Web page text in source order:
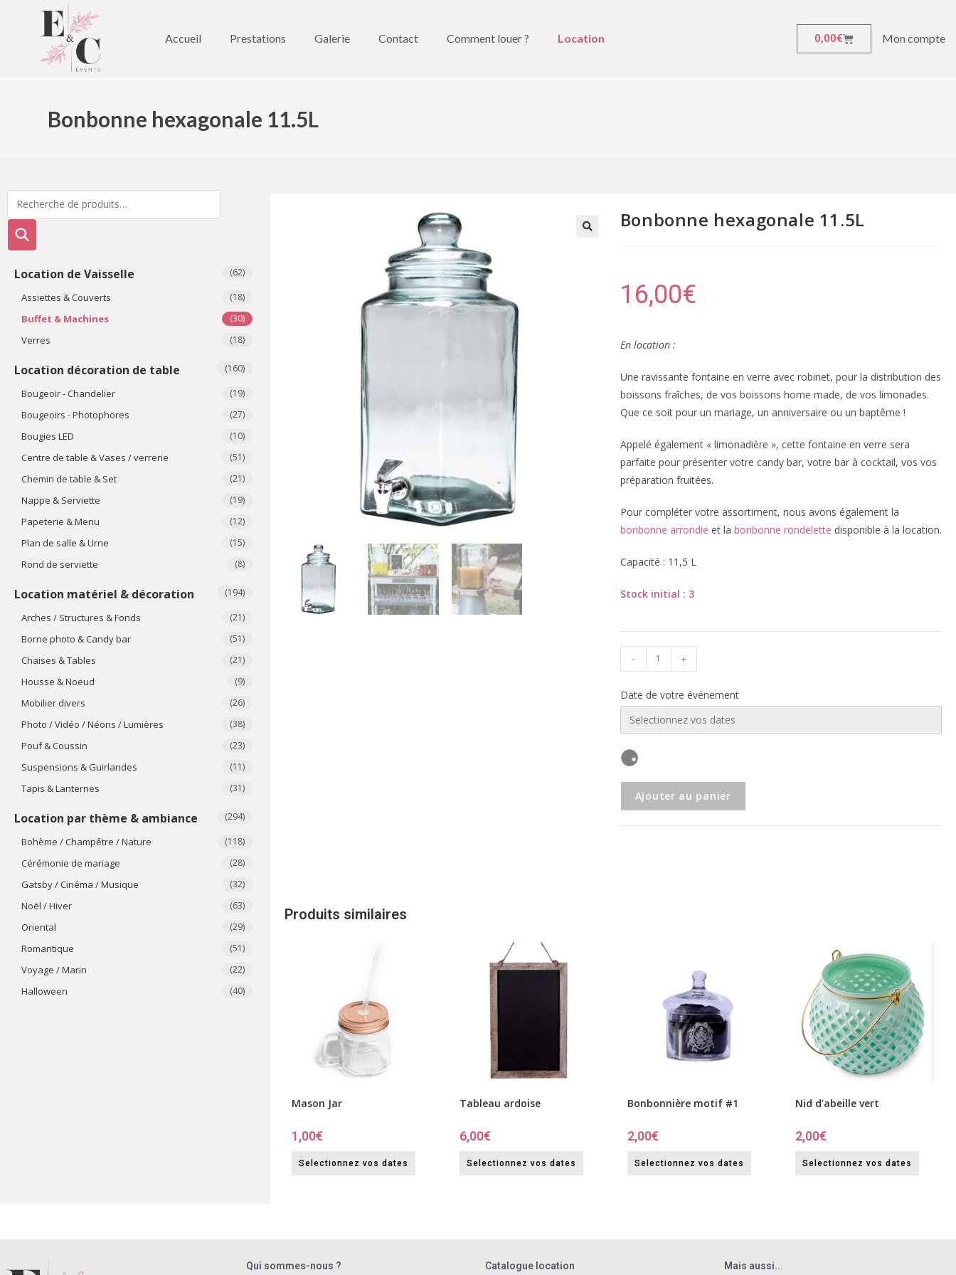
Accueil Prestations Galerie Contact Comment louer ? Location 0,00€ Mon compte
Bonbonne hexagonale 11.5L
Location de Vaisselle (62)
Assiettes & Couverts (18)
Buffet & Machines (30)
Verres (18)
Location décoration de table (160)
Bougeoir - Chandelier (19)
Bougeoirs - Photophores (27)
Bougies LED (10)
Centre de table & Vases / verrerie (51)
Chemin de table & Set (21)
Nappe & Serviette (19)
Papeterie & Menu (12)
Plan de salle & Urne (15)
Rond de serviette (8)
Location matériel & décoration (194)
Arches / Structures & Fonds (21)
Borne photo & Candy bar (51)
Chaises & Tables (21)
Housse & Noeud (9)
Mobilier divers (26)
Photo / Vidéo / Néons / Lumières (38)
Pouf & Coussin (23)
Suspensions & Guirlandes (11)
Tapis & Lanternes (31)
Location par thème & ambiance (294)
Bohème / Champêtre / Nature (118)
Cérémonie de mariage (28)
Gatsby / Cinéma / Musique (32)
Noël / Hiver (63)
Oriental (29)
Romantique (51)
Voyage / Marin (22)
​Halloween (40)
Bonbonne hexagonale 11.5L
16,00€
En location :
Une ravissante fontaine en verre avec robinet, pour la distribution des
boissons fraîches, de vos boissons home made, de vos limonades.
Que ce soit pour un mariage, un anniversaire ou un baptême !
Appelé également « limonadière », cette fontaine en verre sera
parfaite pour présenter votre candy bar, votre bar à cocktail, vos vos
préparation fruitées.
Pour compléter votre assortiment, nous avons également la
bonbonne arrondie et la bonbonne rondelette disponible à la location.
Capacité : 11,5 L
Stock initial : 3
- +
Date de votre événement
Ajouter au panier
Produits similaires
Mason Jar
1,00€
Selectionnez vos dates
Tableau ardoise
6,00€
Selectionnez vos dates
Bonbonnière motif #1
2,00€
Selectionnez vos dates
Nid d’abeille vert
2,00€
Selectionnez vos dates
Qui sommes-nous ? Catalogue location Mais aussi...